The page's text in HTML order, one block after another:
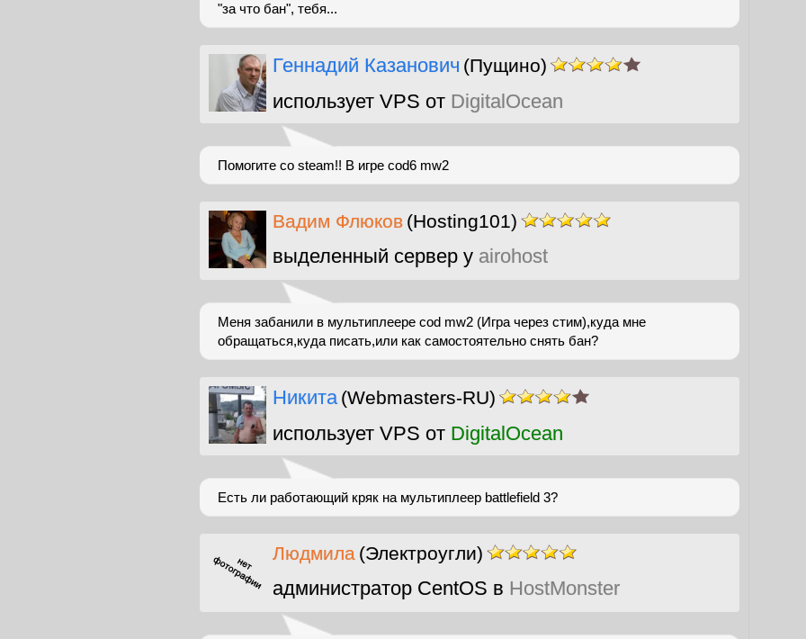
"за что бан", тебя...
Геннадий Казанович (Пущино)
использует VPS от DigitalOcean
Помогите со steam!! В игре cod6 mw2
Вадим Флюков (Hosting101)
выделенный сервер у airohost
Меня забанили в мультиплеере cod mw2 (Игра через стим),куда мне
обращаться,куда писать,или как самостоятельно снять бан?
Никита (Webmasters-RU)
использует VPS от DigitalOcean
Есть ли работающий кряк на мультиплеер battlefield 3?
Людмила (Электроугли)
администратор CentOS в HostMonster